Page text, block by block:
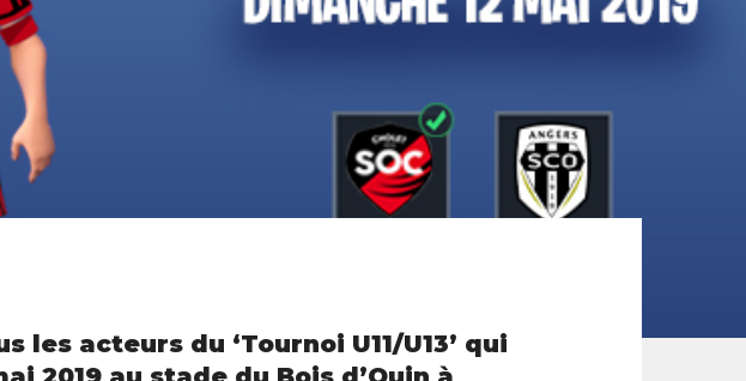
acteurs du ‘Tournoi U11/U13’ qui